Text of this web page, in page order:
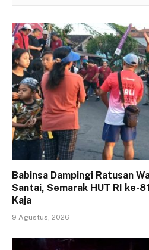
Babinsa Dampingi Ratusan
Santai, Semarak HUT RI ke-
Kaja
9 Agustus, 2026